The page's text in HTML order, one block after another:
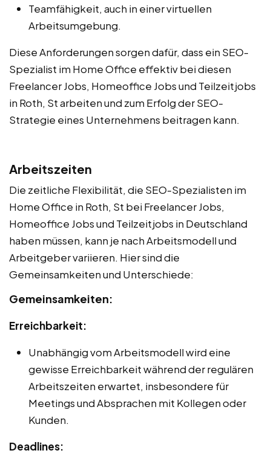
Teamfähigkeit, auch in einer virtuellen
Arbeitsumgebung.
Diese Anforderungen sorgen dafür, dass ein SEO-
Spezialist im Home Office effektiv bei diesen
Freelancer Jobs, Homeoffice Jobs und Teilzeitjobs
in Roth, St arbeiten und zum Erfolg der SEO-
Strategie eines Unternehmens beitragen kann.
Arbeitszeiten
Die zeitliche Flexibilität, die SEO-Spezialisten im
Home Office in Roth, St bei Freelancer Jobs,
Homeoffice Jobs und Teilzeitjobs in Deutschland
haben müssen, kann je nach Arbeitsmodell und
Arbeitgeber variieren. Hier sind die
Gemeinsamkeiten und Unterschiede:
Gemeinsamkeiten:
Erreichbarkeit:
Unabhängig vom Arbeitsmodell wird eine
gewisse Erreichbarkeit während der regulären
Arbeitszeiten erwartet, insbesondere für
Meetings und Absprachen mit Kollegen oder
Kunden.
Deadlines: